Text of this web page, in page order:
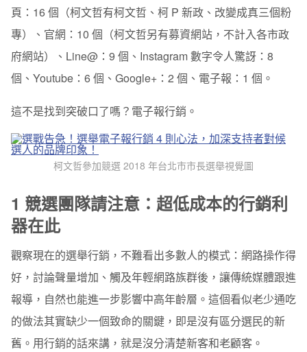
3. 總結
頁：16 個（柯文哲有柯文哲、柯 P 新政、改變成真三個粉
專）、官網：10 個（柯文哲另有募資網站，不計入各市政
府網站）、Line@：9 個、Instagram 數字令人驚訝：8
個、Youtube：6 個、Google+：2 個、電子報：1 個。
這不是找到突破口了嗎？電子報行銷。
柯文哲參加競選 2018 年台北市市長選舉視覺圖
1 競選團隊請注意：超低成本的行銷利
器在此
觀察現在的選舉行銷，不難看出多數人的模式：網路操作得
好，討論聲量增加、觸及年輕網路族群後，讓傳統媒體跟進
報導，自然也能進一步影響中高年齡層。這個看似老少通吃
的做法其實缺少一個致命的關鍵，即是沒有區分選民的新
舊。用行銷的話來講，就是沒分清楚新客和老顧客。